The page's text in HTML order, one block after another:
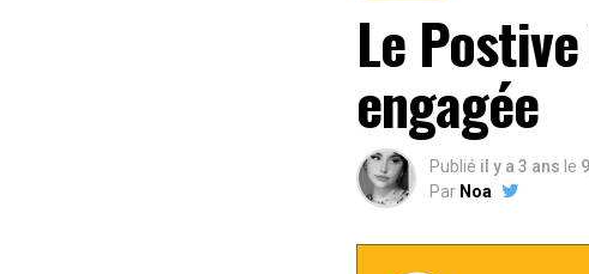
Le
engagée
Publié il y a 3 ans le
Par Noa